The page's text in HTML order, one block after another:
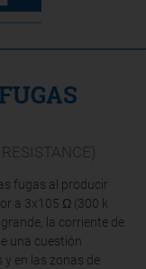
fugas al producir
a 3x105 Ω (300 k
la corriente de
una cuestión
en las zonas de